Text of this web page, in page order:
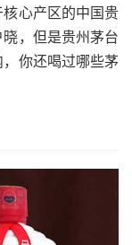
心产区的中国贵
，但是贵州茅台
你还喝过哪些茅